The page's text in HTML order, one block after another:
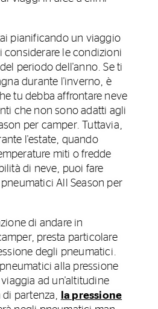
pianificando un viaggio
considerare le condizioni
periodo dell'anno. Se ti
durante l'inverno, è
tu debba affrontare neve
che non sono adatti agli
per camper. Tuttavia,
l'estate, quando
miti o fredde
di neve, puoi fare
All Season per
di andare in
presta particolare
degli pneumatici.
alla pressione
ad un'altitudine
di partenza,
la pressione